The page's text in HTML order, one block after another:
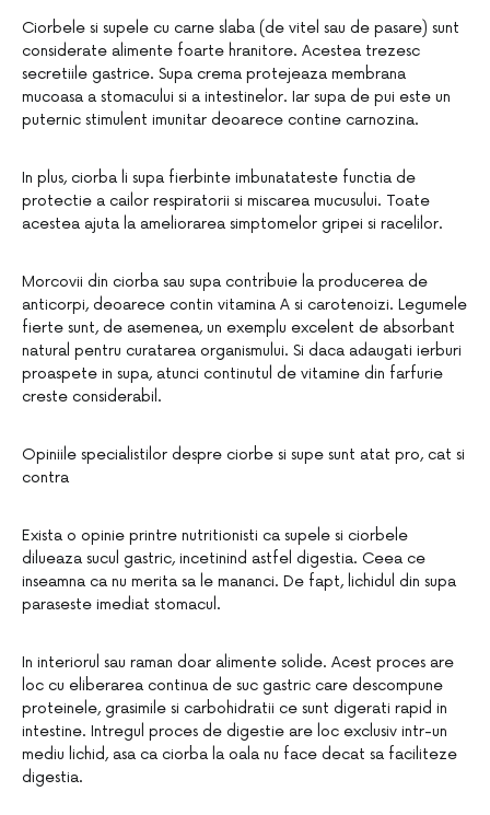
Ciorbele si supele cu carne slaba (de vitel sau de pasare) sunt
considerate alimente foarte hranitore. Acestea trezesc
secretiile gastrice. Supa crema protejeaza membrana
mucoasa a stomacului si a intestinelor. Iar supa de pui este un
puternic stimulent imunitar deoarece contine carnozina.
In plus, ciorba li supa fierbinte imbunatateste functia de
protectie a cailor respiratorii si miscarea mucusului. Toate
acestea ajuta la ameliorarea simptomelor gripei si racelilor.
Morcovii din ciorba sau supa contribuie la producerea de
anticorpi, deoarece contin vitamina A si carotenoizi. Legumele
fierte sunt, de asemenea, un exemplu excelent de absorbant
natural pentru curatarea organismului. Si daca adaugati ierburi
proaspete in supa, atunci continutul de vitamine din farfurie
creste considerabil.
Opiniile specialistilor despre ciorbe si supe sunt atat pro, cat si
contra
Exista o opinie printre nutritionisti ca supele si ciorbele
dilueaza sucul gastric, incetinind astfel digestia. Ceea ce
inseamna ca nu merita sa le mananci. De fapt, lichidul din supa
paraseste imediat stomacul.
In interiorul sau raman doar alimente solide. Acest proces are
loc cu eliberarea continua de suc gastric care descompune
proteinele, grasimile si carbohidratii ce sunt digerati rapid in
intestine. Intregul proces de digestie are loc exclusiv intr-un
mediu lichid, asa ca ciorba la oala nu face decat sa faciliteze
digestia.